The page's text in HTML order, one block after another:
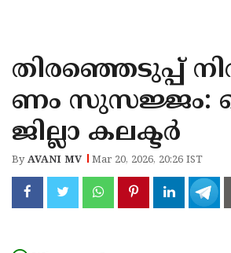
KANNUR
KASARAGOD
തിരഞ്ഞെടുപ്പ്
ണം സുസജ്ജം:
ജില്ലാ കലക്ടർ
ByAVANI MV Mar 20, 2026, 20:26 IST